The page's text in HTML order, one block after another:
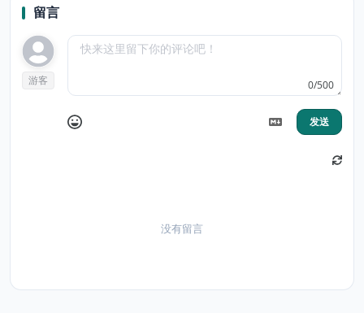
留言
游客 0/500
发送
没有留言